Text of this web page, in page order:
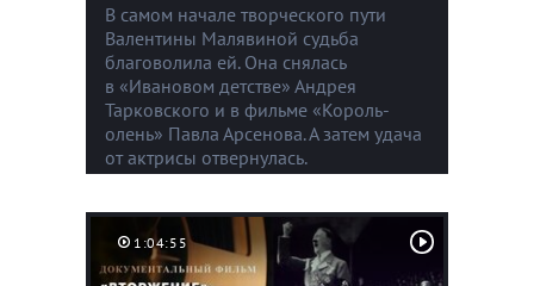
В самом начале творческого пути
Валентины Малявиной судьба
благоволила ей. Она снялась
в «Ивановом детстве» Андрея
Тарковского и в фильме «Король-
олень» Павла Арсенова. А затем удача
от актрисы отвернулась.
1:04:55